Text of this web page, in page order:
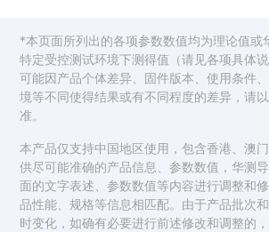
*本页面所列出的各项参数数值均为理论值或
特定受控测试环境下测得值（请见各项具体
可能因产品个体差异、固件版本、使用条件
境等不同使得结果或有不同程度的差异，请
准。
本产品仅支持中国地区使用，包含香港、澳
供尽可能准确的产品信息、参数数值，华测
面的文字表述、参数数值等内容进行调整和
品性能、规格等信息相匹配。由于产品批次
时变化，如确有必要进行前述修改和调整的，